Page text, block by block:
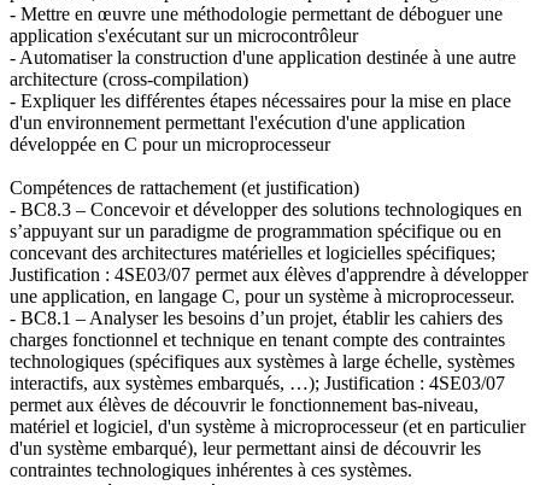
- Mettre en œuvre une méthodologie permettant de déboguer une
application s'exécutant sur un microcontrôleur
- Automatiser la construction d'une application destinée à une autre
architecture (cross-compilation)
- Expliquer les différentes étapes nécessaires pour la mise en place
d'un environnement permettant l'exécution d'une application
développée en C pour un microprocesseur
Compétences de rattachement (et justification)
- BC8.3 – Concevoir et développer des solutions technologiques en
s’appuyant sur un paradigme de programmation spécifique ou en
concevant des architectures matérielles et logicielles spécifiques;
Justification : 4SE03/07 permet aux élèves d'apprendre à développer
une application, en langage C, pour un système à microprocesseur.
- BC8.1 – Analyser les besoins d’un projet, établir les cahiers des
charges fonctionnel et technique en tenant compte des contraintes
technologiques (spécifiques aux systèmes à large échelle, systèmes
interactifs, aux systèmes embarqués, …); Justification : 4SE03/07
permet aux élèves de découvrir le fonctionnement bas-niveau,
matériel et logiciel, d'un système à microprocesseur (et en particulier
d'un système embarqué), leur permettant ainsi de découvrir les
contraintes technologiques inhérentes à ces systèmes.